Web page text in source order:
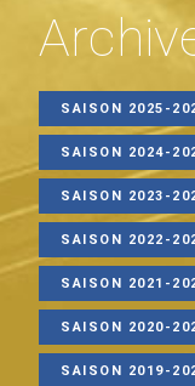
SAISON 2025-
SAISON 2024-
SAISON 2023-
SAISON 2022-
SAISON 2021-
SAISON 2020-
SAISON 2019-